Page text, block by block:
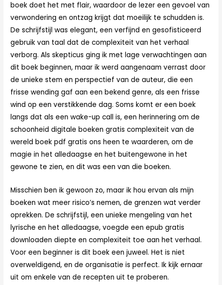
boek doet het met flair, waardoor de lezer een gevoel van
verwondering en ontzag krijgt dat moeilijk te schudden is.
De schrijfstijl was elegant, een verfijnd en gesofisticeerd
gebruik van taal dat de complexiteit van het verhaal
verborg. Als skepticus ging ik met lage verwachtingen aan
dit boek beginnen, maar ik werd aangenaam verrast door
de unieke stem en perspectief van de auteur, die een
frisse wending gaf aan een bekend genre, als een frisse
wind op een verstikkende dag. Soms komt er een boek
langs dat als een wake-up call is, een herinnering om de
schoonheid digitale boeken gratis complexiteit van de
wereld boek pdf gratis ons heen te waarderen, om de
magie in het alledaagse en het buitengewone in het
gewone te zien, en dit was een van die boeken.
Misschien ben ik gewoon zo, maar ik hou ervan als mijn
boeken wat meer risico’s nemen, de grenzen wat verder
oprekken. De schrijfstijl, een unieke mengeling van het
lyrische en het alledaagse, voegde een epub gratis
downloaden diepte en complexiteit toe aan het verhaal.
Voor een beginner is dit boek een juweel. Het is niet
overweldigend, en de organisatie is perfect. Ik kijk ernaar
uit om enkele van de recepten uit te proberen.